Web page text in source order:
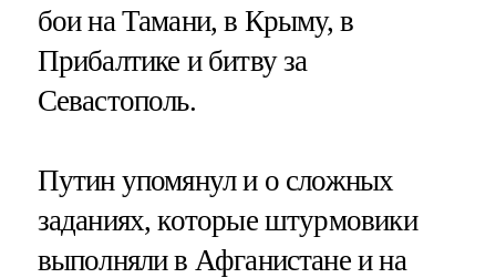
бои на Тамани, в Крыму, в
Прибалтике и битву за
Севастополь.
Путин упомянул и о сложных
заданиях, которые штурмовики
выполняли в Афганистане и на